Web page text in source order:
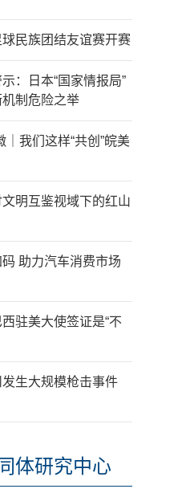
民族团结友谊赛开赛
：日本“国家情报局”
制危险之举
｜我们这样“共创”皖美
明互鉴视域下的红山
助力汽车消费市场
驻美大使签证是“不
生大规模枪击事件
体研究中心